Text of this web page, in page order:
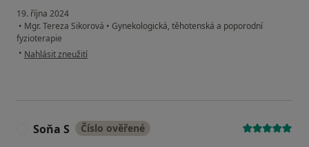
19. října 2024
• Mgr. Tereza Sikorová • Gynekologická, těhotenská a poporodní
fyzioterapie
• podle názoru uživatele Tereza
Nahlásit zneužití
Soňa S Číslo ověřené